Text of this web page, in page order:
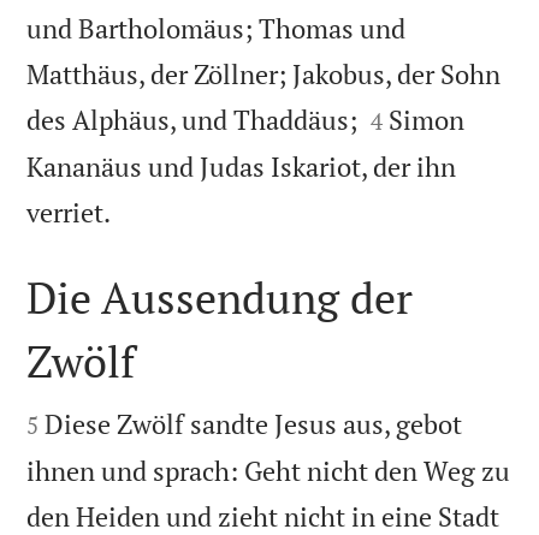
und Bartholomäus; Thomas und
Matthäus, der Zöllner; Jakobus, der Sohn
des Alphäus, und Thaddäus; 

4 Simon
Kananäus und Judas Iskariot, der ihn
verriet.

Die Aussendung der
Zwölf

5 Diese Zwölf sandte Jesus aus, gebot
ihnen und sprach: Geht nicht den Weg zu
den Heiden und zieht nicht in eine Stadt